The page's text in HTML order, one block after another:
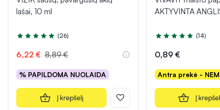
lašai, 10 ml
Įvertinimas 4.5 iš 5
(26)
6,22 € 8,89 €
% PAPILDOMA NUOLAIDA
Į krepšelį
AKTYVINTA
Įvertinimas 5.0 iš 5
(14)
0,89 €
Antra prekė -
Į